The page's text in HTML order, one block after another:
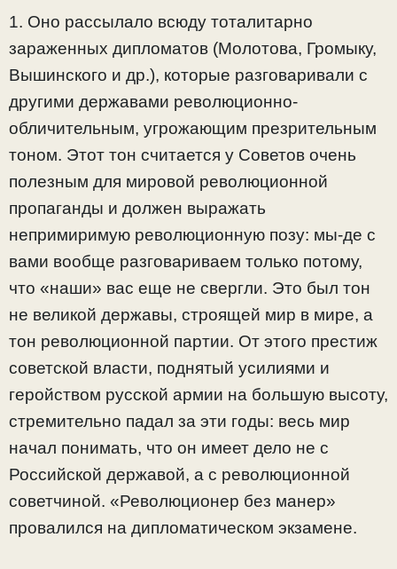
1. Оно рассылало всюду тоталитарно
зараженных дипломатов (Молотова, Громыку,
Вышинского и др.), которые разговаривали с
другими державами революционно-
обличительным, угрожающим презрительным
тоном. Этот тон считается у Советов очень
полезным для мировой революционной
пропаганды и должен выражать
непримиримую революционную позу: мы-де с
вами вообще разговариваем только потому,
что «наши» вас еще не свергли. Это был тон
не великой державы, строящей мир в мире, а
тон революционной партии. От этого престиж
советской власти, поднятый усилиями и
геройством русской армии на большую высоту,
стремительно падал за эти годы: весь мир
начал понимать, что он имеет дело не с
Российской державой, а с революционной
советчиной. «Революционер без манер»
провалился на дипломатическом экзамене.